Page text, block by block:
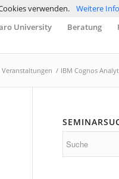
University Beratung
Veranstaltungen / IBM Cognos
verwenden. Weitere